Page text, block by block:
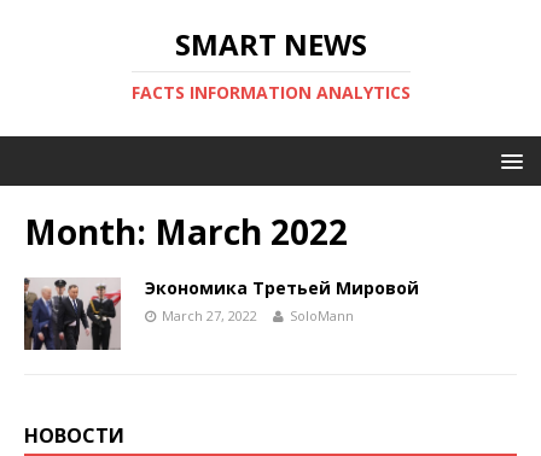
SMART NEWS
FACTS INFORMATION ANALYTICS
Month: March 2022
Экономика Третьей Мировой
March 27, 2022 SoloMann
НОВОСТИ